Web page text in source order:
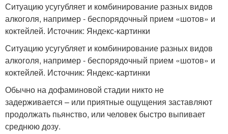
Ситуацию усугубляет и комбинирование разных видов
алкоголя, например - беспорядочный прием «шотов» и
коктейлей. Источник: Яндекс-картинки
Ситуацию усугубляет и комбинирование разных видов
алкоголя, например - беспорядочный прием «шотов» и
коктейлей. Источник: Яндекс-картинки
Обычно на дофаминовой стадии никто не
задерживается – или приятные ощущения заставляют
продолжать пьянство, или человек быстро выпивает
среднюю дозу.